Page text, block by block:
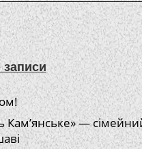
Кам’янське» —